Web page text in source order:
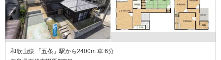
和歌山線 「五条」駅から2400m 車:6分